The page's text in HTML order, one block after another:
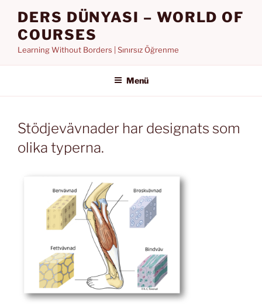
DERS DÜNYASI – WORLD OF
COURSES
Learning Without Borders | Sınırsız Öğrenme
Menü
Stödjevävnader har designats som
olika typerna.